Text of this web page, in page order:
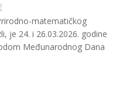
matematičkog
je 24. i 26.03.2026. godine
Međunarodnog Dana